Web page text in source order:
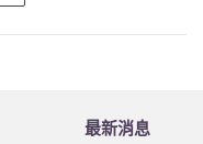
最新消息